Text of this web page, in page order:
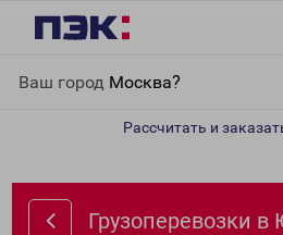
Ваш город Москва?
Рассчитать и
Грузоперевозки в